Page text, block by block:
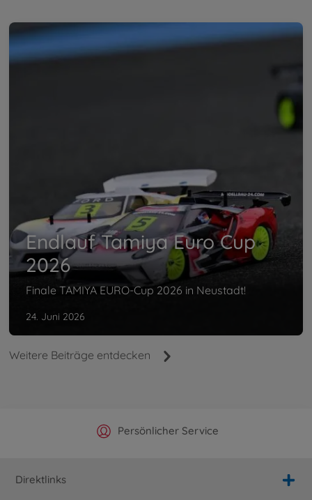
Endlauf Tamiya Euro Cup
2026
Finale TAMIYA EURO-Cup 2026 in Neustadt!
24. Juni 2026
Weitere Beiträge entdecken
Offizieller Hersteller Shop
Persönlicher Service
Versandkostenfrei ab 25€
Schnelle Lieferung
Direktlinks